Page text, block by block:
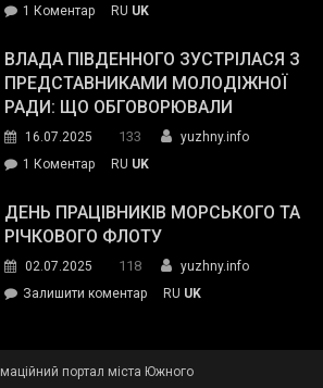
окупанти.
Маємо
діяти
команда
у
1 Коментардо
Південного
провів
інспекцію
укриття
RU UK
ВЛАДА ПІВДЕННОГО ЗУСТРІЛАСЯ З
ПРЕДСТАВНИКАМИ МОЛОДІЖНОЇ
РАДИ: ЩО ОБГОВОРЮВАЛИ
16.07.2025 133
yuzhny.info
1 Коментардо
Південного
зустрілася
представниками
молодіжної
обговорювали
RU UK
ДЕНЬ ПРАЦІВНИКІВ МОРСЬКОГО ТА
РІЧКОВОГО ФЛОТУ
02.07.2025 118
yuzhny.info
Залишити коментарon
RU UK
портал міста Южного